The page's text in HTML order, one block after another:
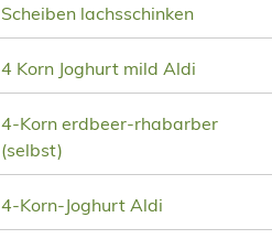
Scheiben lachsschinken
4 Korn Joghurt mild Aldi
4-Korn erdbeer-rhabarber
(selbst)
4-Korn-Joghurt Aldi